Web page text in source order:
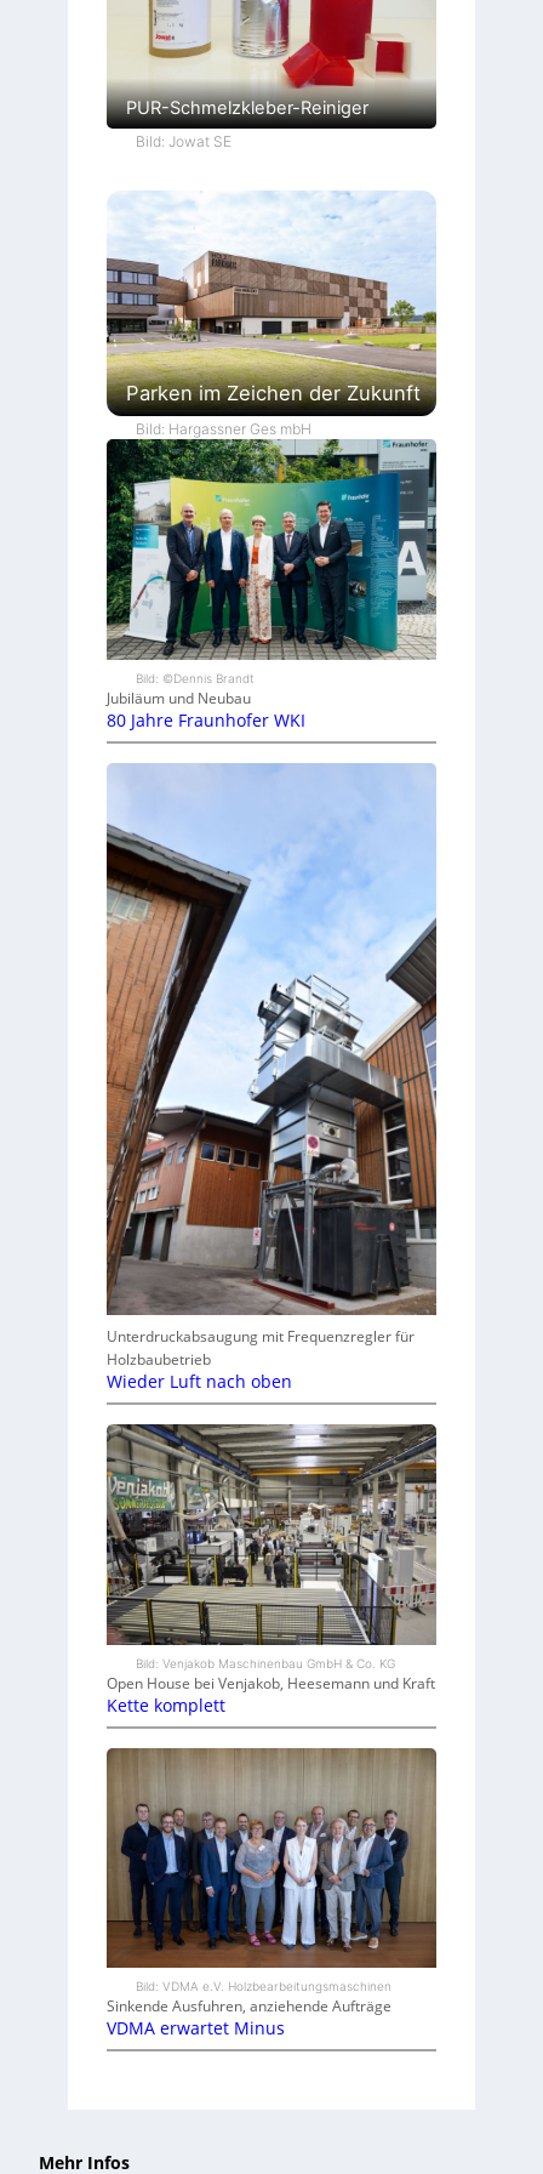
PUR-Schmelzkleber-Reiniger
Bild: Jowat SE
Parken im Zeichen der Zukunft
Bild: Hargassner Ges mbH
Bild: ©Dennis Brandt
Jubiläum und Neubau
80 Jahre Fraunhofer WKI
Unterdruckabsaugung mit Frequenzregler für
Holzbaubetrieb
Wieder Luft nach oben
Bild: Venjakob Maschinenbau GmbH & Co. KG
Open House bei Venjakob, Heesemann und Kraft
Kette komplett
Bild: VDMA e.V. Holzbearbeitungsmaschinen
Sinkende Ausfuhren, anziehende Aufträge
VDMA erwartet Minus
Mehr Infos